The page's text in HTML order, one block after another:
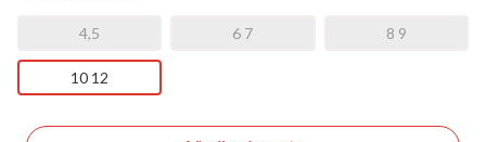
4,5 6 7 8 9
10 12